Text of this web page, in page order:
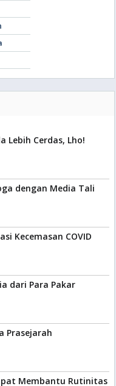
Lebih Cerdas, Lho!
dengan Media Tali
Kecemasan COVID
dari Para Pakar
Prasejarah
Membantu Rutinitas